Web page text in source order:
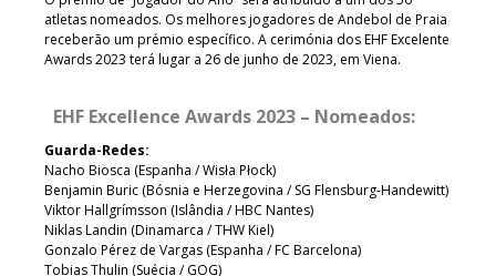
atletas nomeados. Os melhores jogadores de Andebol de Praia
receberão um prémio específico. A cerimónia dos EHF Excelente
Awards 2023 terá lugar a 26 de junho de 2023, em Viena.
EHF Excellence Awards 2023 – Nomeados:
Guarda-Redes:
Nacho Biosca (Espanha / Wisła Płock)
Benjamin Buric (Bósnia e Herzegovina / SG Flensburg-Handewitt)
Viktor Hallgrímsson (Islândia / HBC Nantes)
Niklas Landin (Dinamarca / THW Kiel)
Gonzalo Pérez de Vargas (Espanha / FC Barcelona)
Tobias Thulin (Suécia / GOG)